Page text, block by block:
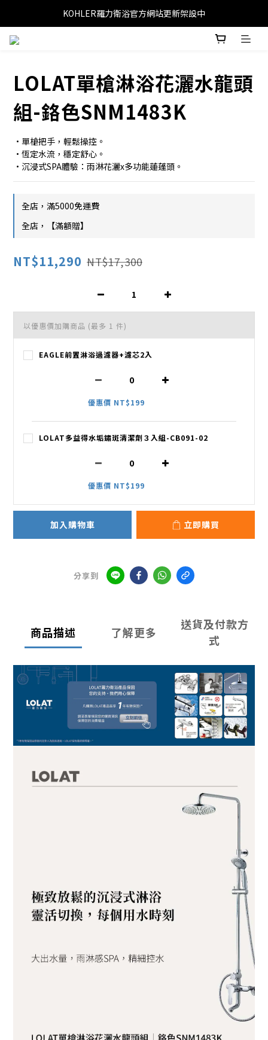
KOHLER羅力衛浴官方網站更新架設中
LOLAT單槍淋浴花灑水龍頭
組-鉻色SNM1483K
•單槍把手，輕鬆操控。
•恆定水流，穩定舒心。
•沉浸式SPA體驗：雨淋花灑x多功能蓮蓬頭。
全店，滿5000免運費
全店，【滿額贈】
NT$11,290 NT$17,300
以優惠價加購商品 (最多 1 件)
EAGLE前置淋浴過濾器+濾芯2入
優惠價 NT$199
LOLAT多益得水垢鏽斑清潔劑３入組-CB091-02
優惠價 NT$199
加入購物車 立即購買
分享到
商品描述 了解更多
送貨及付款方
式